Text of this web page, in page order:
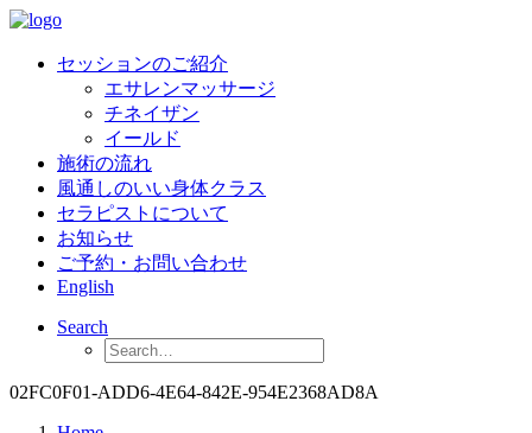
セッションのご紹介
エサレンマッサージ
チネイザン
イールド
施術の流れ
風通しのいい身体クラス
セラピストについて
お知らせ
ご予約・お問い合わせ
English
Search
02FC0F01-ADD6-4E64-842E-954E2368AD8A